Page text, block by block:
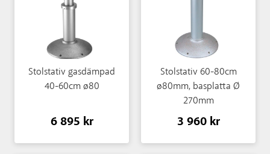
Stolstativ gasdämpad
40-60cm ø80
6 895 kr
Stolstativ 60-80cm
ø80mm, basplatta Ø
270mm
3 960 kr